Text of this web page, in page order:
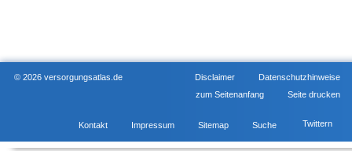
© 2026 versorgungsatlas.de Datenschutzhinweise
Disclaimer
Seite drucken
zum Seitenanfang
Twittern
Suche
Sitemap
Impressum
Kontakt